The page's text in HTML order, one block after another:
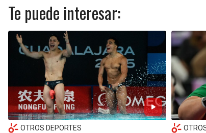
Te puede interesar:
OTROS DEPORTES